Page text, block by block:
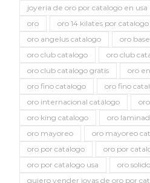
joyeria de oro por catalogo en usa
oro
oro 14 kilates por catalogo
oro angelus catalogo
oro
oro club catalogo
oro club
oro club catalogo gratis
oro
oro fino catalogo
oro fino
oro internacional catálogo
oro king catalogo
oro
oro mayoreo
oro mayoreo
oro por catalogo
oro por
oro por catalogo usa
oro solido
quiero vender joyas de oro por